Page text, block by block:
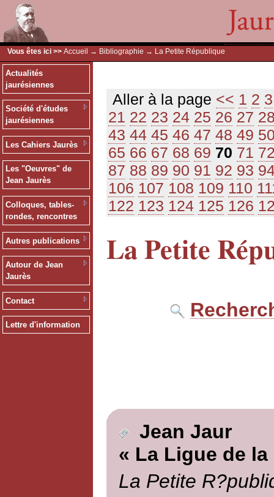
Vous êtes ici >> Accueil → Bibliographie → La Petite République
Actualités
jaurésiennes
Société d'études
jaurésiennes
Les Cahiers Jaurès
Les "Oeuvres" de
Jean Jaurès
Colloques, tables-
rondes, rencontres
Autres publications
Autour de Jean
Jaurès
Contact
Lettre d'information
Aller à la page << 1 2 3
21 22 23 24 25 26 27
43 44 45 46 47 48 49
65 66 67 68 69 70 71
87 88 89 90 91 92 93
106 107 108 109 110
122 123 124 125 126
La Petite
Jean Jaur
« La Ligue de la
La Petite